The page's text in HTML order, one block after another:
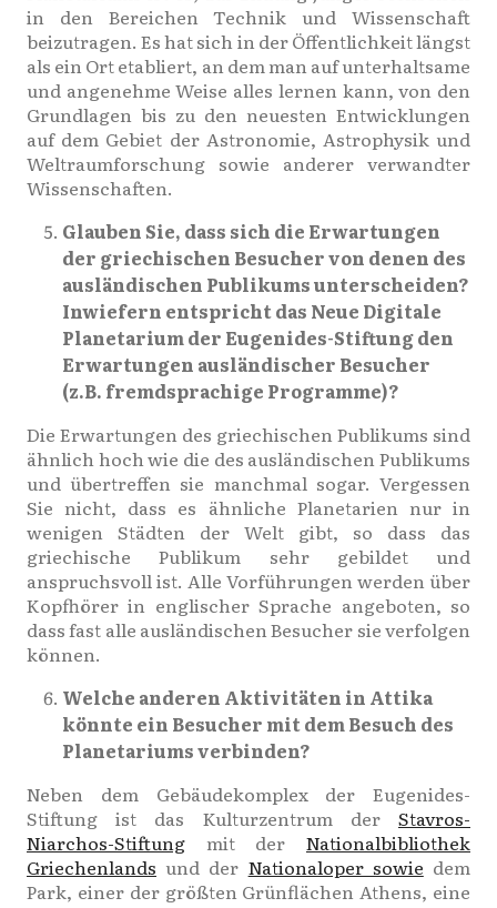
in den Bereichen Technik und Wissenschaft
beizutragen. Es hat sich in der Öffentlichkeit längst
als ein Ort etabliert, an dem man auf unterhaltsame
und angenehme Weise alles lernen kann, von den
Grundlagen bis zu den neuesten Entwicklungen
auf dem Gebiet der Astronomie, Astrophysik und
Weltraumforschung sowie anderer verwandter
Wissenschaften.
Glauben Sie, dass sich die Erwartungen
der griechischen Besucher von denen des
ausländischen Publikums unterscheiden?
Inwiefern entspricht das Neue Digitale
Planetarium der Eugenides-Stiftung den
Erwartungen ausländischer Besucher
(z.B. fremdsprachige Programme)?
Die Erwartungen des griechischen Publikums sind
ähnlich hoch wie die des ausländischen Publikums
und übertreffen sie manchmal sogar. Vergessen
Sie nicht, dass es ähnliche Planetarien nur in
wenigen Städten der Welt gibt, so dass das
griechische Publikum sehr gebildet und
anspruchsvoll ist. Alle Vorführungen werden über
Kopfhörer in englischer Sprache angeboten, so
dass fast alle ausländischen Besucher sie verfolgen
können.
Welche anderen Aktivitäten in Attika
könnte ein Besucher mit dem Besuch des
Planetariums verbinden?
Neben dem Gebäudekomplex der Eugenides-
Stiftung ist das Kulturzentrum der Stavros-
Niarchos-Stiftung mit der Nationalbibliothek
Griechenlands und der Nationaloper sowie dem
Park, einer der größten Grünflächen Athens, eine